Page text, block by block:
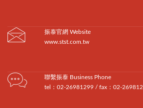
振泰官網 Website
www.stst.com.tw
聯繫振泰 Business Phone
tel：02-26981299 / fax：02-